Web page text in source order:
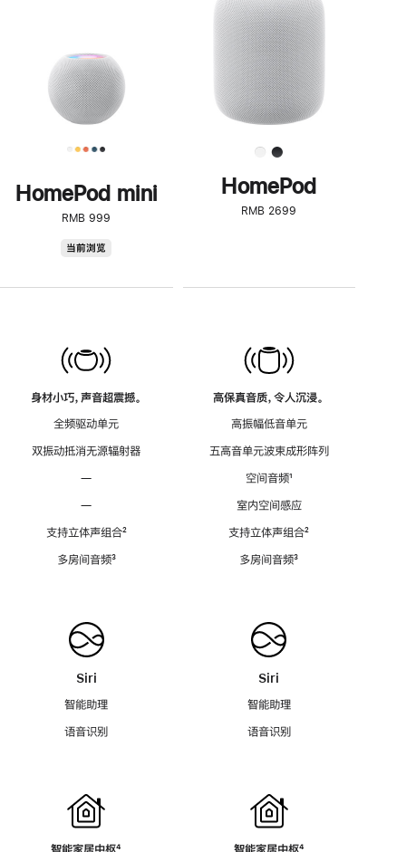
HomePod mini
RMB 999
当前浏览
身材小巧，声音超震撼。
全频驱动单元
双振动抵消无源辐射器
—
—
支持立体声组合脚
²
多房间音频脚
³
Siri
智能助理
语音识别
智能家居中枢脚
⁴
了
解
HomePod<
HomePod
RMB 2699
高保真音质，令人沉浸。
高振幅低音单元
五高音单元波束成形阵列
空间音频脚
¹
室内空间感应
支持立体声组合脚
²
多房间音频脚
³
Siri
智能助理
语音识别
智能家居中枢脚
⁴